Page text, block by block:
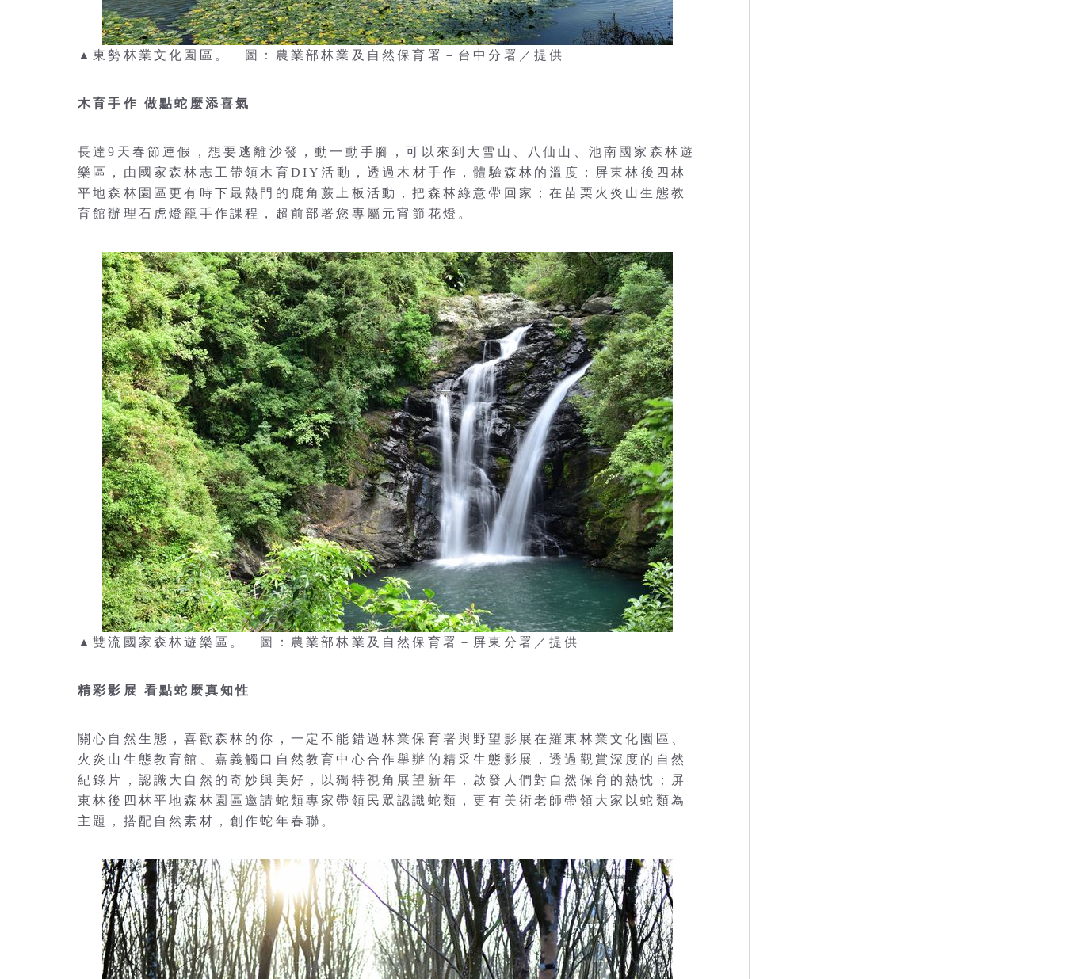
▲東勢林業文化園區。 圖：農業部林業及自然保育署－台中分署／提供
木育手作 做點蛇麼添喜氣
長達9天春節連假，想要逃離沙發，動一動手腳，可以來到大雪山、八仙山、池南國家森林遊
樂區，由國家森林志工帶領木育DIY活動，透過木材手作，體驗森林的溫度；屏東林後四林
平地森林園區更有時下最熱門的鹿角蕨上板活動，把森林綠意帶回家；在苗栗火炎山生態教
育館辦理石虎燈籠手作課程，超前部署您專屬元宵節花燈。
▲雙流國家森林遊樂區。 圖：農業部林業及自然保育署－屏東分署／提供
精彩影展 看點蛇麼真知性
關心自然生態，喜歡森林的你，一定不能錯過林業保育署與野望影展在羅東林業文化園區、
火炎山生態教育館、嘉義觸口自然教育中心合作舉辦的精采生態影展，透過觀賞深度的自然
紀錄片，認識大自然的奇妙與美好，以獨特視角展望新年，啟發人們對自然保育的熱忱；屏
東林後四林平地森林園區邀請蛇類專家帶領民眾認識蛇類，更有美術老師帶領大家以蛇類為
主題，搭配自然素材，創作蛇年春聯。